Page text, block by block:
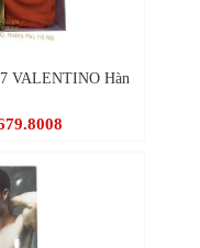
VALENTINO Hàn